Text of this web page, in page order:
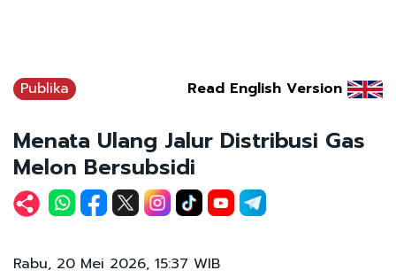
Publika Read English Version
Menata Ulang Jalur Distribusi Gas
Melon Bersubsidi
Rabu, 20 Mei 2026, 15:37 WIB